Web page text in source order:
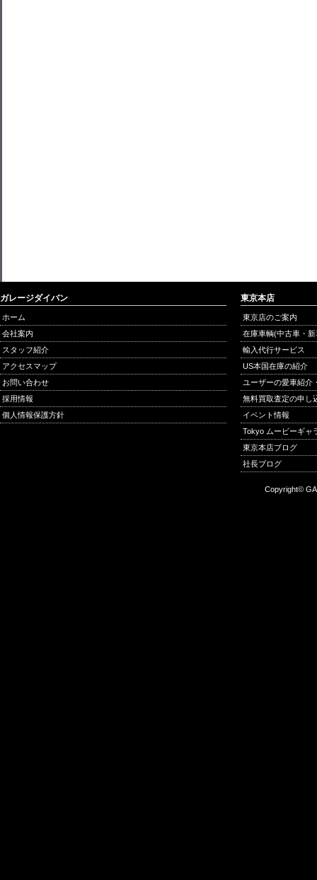
ガレージダイバン
ホーム
会社案内
スタッフ紹介
アクセスマップ
お問い合わせ
採用情報
個人情報保護方針
東京本店
東京店のご案内
在庫車輌(中古車・
輸入代行サービス
US本国在庫の紹介
ユーザーの愛車紹介
無料買取査定の申し
イベント情報
Tokyo ムービーギャ
東京本店ブログ
社長ブログ
Copyright©